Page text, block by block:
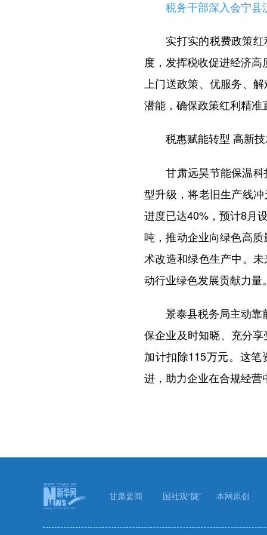
税务干部深入会宁县
实打实的税费政策红
度，发挥税收促进经济
上门送政策、优服务、
潜能，确保政策红利精
税惠赋能转型 高新技
甘肃远昊节能保温科
型升级，将老旧生产线
进度已达40%，预计8月
吨，推动企业向绿色高
术改造和绿色生产中。
动行业绿色发展贡献力量
景泰县税务局主动靠前
保企业及时知晓、充分
加计扣除115万元。这笔
进，助力企业在合规经
甘肃要闻 国社观“陇” 本网原创